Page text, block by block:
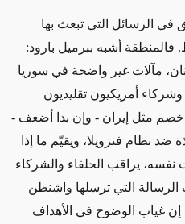
الرسائل التي تبعث بها
فالمنطقة أشبه ببرميل بارود:
مآلات غير واضحة في سوريا
أمريكيون تقليديون
مثل إيران - وإن بدا أضعف -
نظام فنزويلا، ويقيّم ما إذا
يراقب الحلفاء والشركاء
التي ترسلها واشنطن
غياب الوضوح في الأهداف